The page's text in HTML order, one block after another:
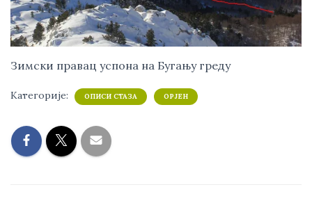
Зимски правац успона на Бугању греду
Категорије: ОПИСИ СТАЗА ОРЈЕН